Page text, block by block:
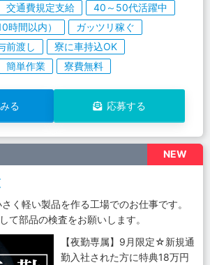
交通費規定支給
40～50代活躍中
時間以内）
ガッツリ稼ぐ
前渡し
寮に車持込OK
簡単作業 寮費無料
る 応募する
NEW
く軽い製品を作る工場でのお仕事です。
て部品の検査をお願いします。
【夜勤専属】9月限定☆新規通
勤入社された方に特典18万円